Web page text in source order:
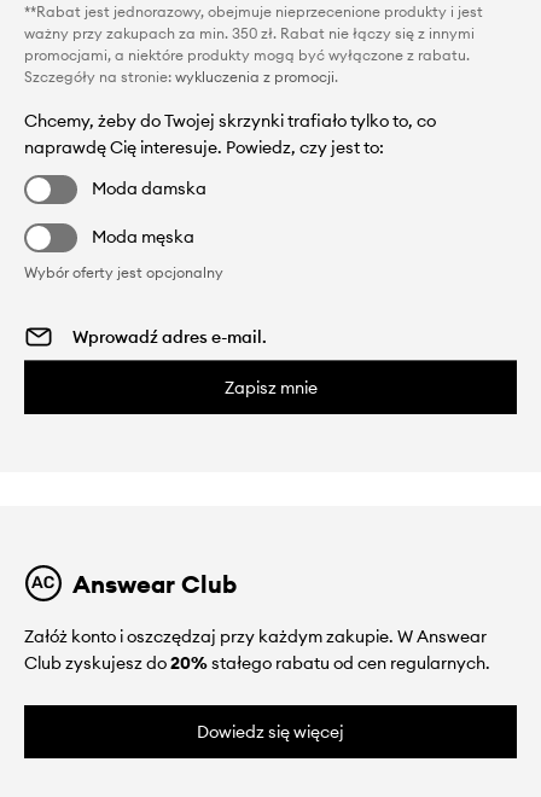
**Rabat jest jednorazowy, obejmuje nieprzecenione produkty i jest
ważny przy zakupach za min. 350 zł. Rabat nie łączy się z innymi
promocjami, a niektóre produkty mogą być wyłączone z rabatu.
Szczegóły na stronie: wykluczenia z promocji.
Chcemy, żeby do Twojej skrzynki trafiało tylko to, co
naprawdę Cię interesuje. Powiedz, czy jest to:
Moda damska
Moda męska
Wybór oferty jest opcjonalny
Zapisz mnie
Answear Club
Załóż konto i oszczędzaj przy każdym zakupie. W Answear
Club zyskujesz do20%stałego rabatu od cen regularnych.
Dowiedz się więcej